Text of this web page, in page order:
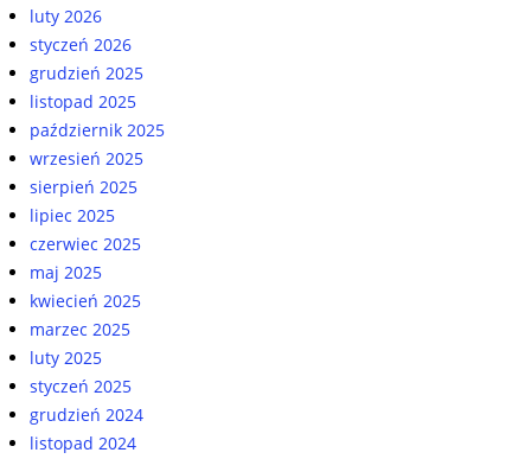
luty 2026
styczeń 2026
grudzień 2025
listopad 2025
październik 2025
wrzesień 2025
sierpień 2025
lipiec 2025
czerwiec 2025
maj 2025
kwiecień 2025
marzec 2025
luty 2025
styczeń 2025
grudzień 2024
listopad 2024